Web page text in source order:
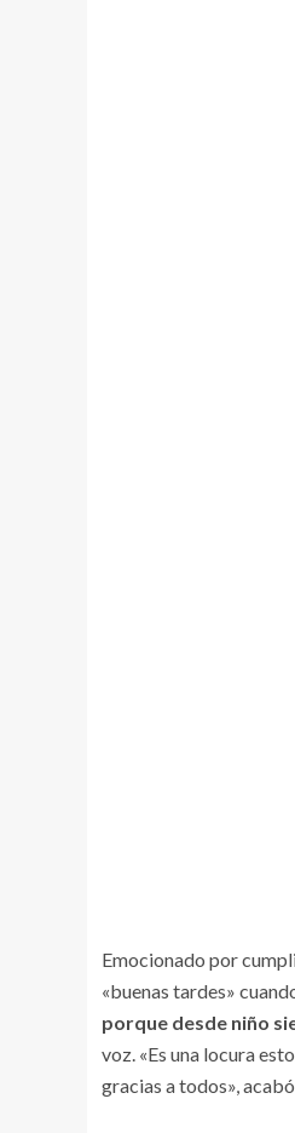
Emocionado por
«buenas tardes»
porque desde niño
voz. «Es una locura
gracias a todos»,